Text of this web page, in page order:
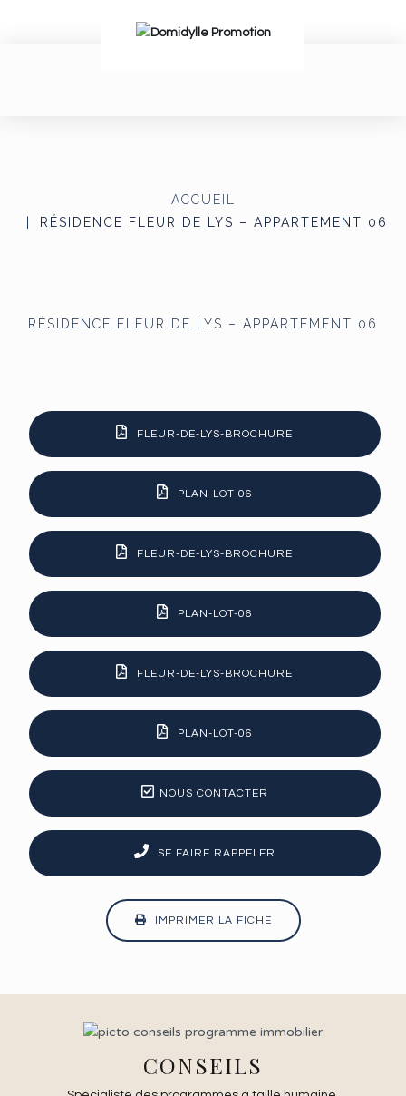
ACCUEIL
RÉSIDENCE FLEUR DE LYS – APPARTEMENT 06
RÉSIDENCE FLEUR DE LYS – APPARTEMENT 06
FLEUR-DE-LYS-BROCHURE
PLAN-LOT-06
FLEUR-DE-LYS-BROCHURE
PLAN-LOT-06
FLEUR-DE-LYS-BROCHURE
PLAN-LOT-06
NOUS CONTACTER
SE FAIRE RAPPELER
IMPRIMER LA FICHE
CONSEILS